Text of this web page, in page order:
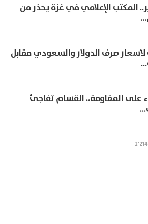
الإعلامي في غزة يحذر من
صرف الدولار والسعودي مقابل
على المقاومة.. القسام تفاجئ